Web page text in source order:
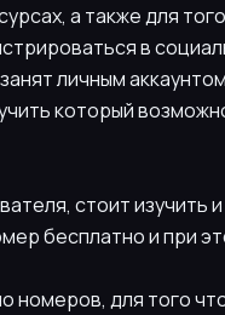
а также для
в
личным
который
стоит изучить и
бесплатно и при
номеров, для того